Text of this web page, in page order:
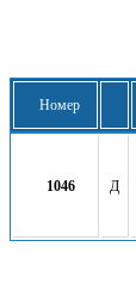
Номер
1046 Д